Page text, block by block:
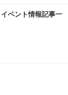
ベント情報記事一